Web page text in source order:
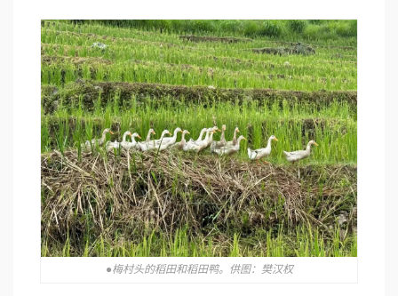
●梅村头的稻田和稻田鸭。供图：樊汉权